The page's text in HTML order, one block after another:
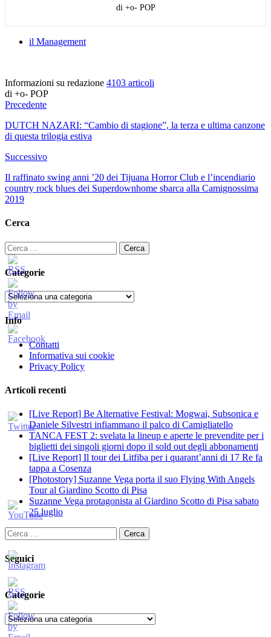
di +o- POP
il Management
Informazioni su redazione 4103 articoli
di +o- POP
Precedente
DUTCH NAZARI: “Cambio di stagione”, la terza e ultima canzone
di questa trilogia estiva
Successivo
Il raffinato swing anni ’20 dei Tijuana Horror Club e l’incendiario
country rock blues dei Superdownhome sbarca alla Camignossima
2019
Cerca
Ricerca
per:
Categorie
Categorie
Info
Contatti
Informativa sui cookie
Privacy Policy
Articoli recenti
[Live Report] Be Alternative Festival: Mogwai, Subsonica e
Daniele Silvestri infiammano il palco di Camigliatello
TANCA FEST 2: svelata la lineup e aperte le prevendite per i
biglietti dei singoli giorni dopo il sold out degli abbonamenti
[Live Report] Il tour dei Litfiba per i quarant’anni di 17 Re fa
tappa a Cosenza
[Photostory] Suzanne Vega porta il suo Flying With Angels
Tour al Giardino Scotto di Pisa
Suzanne Vega protagonista al Giardino Scotto di Pisa sabato
25 luglio
Ricerca
per:
Seguici
Categorie
Categorie